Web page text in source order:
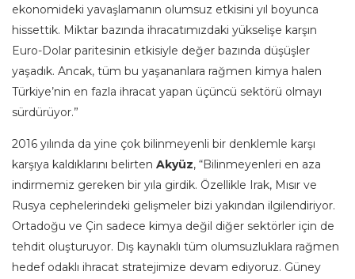
ekonomideki yavaşlamanın olumsuz etkisini yıl boyunca
hissettik. Miktar bazında ihracatımızdaki yükselişe karşın
Euro-Dolar paritesinin etkisiyle değer bazında düşüşler
yaşadık. Ancak, tüm bu yaşananlara rağmen kimya halen
Türkiye’nin en fazla ihracat yapan üçüncü sektörü olmayı
sürdürüyor.”
2016 yılında da yine çok bilinmeyenli bir denklemle karşı
karşıya kaldıklarını belirten Akyüz, “Bilinmeyenleri en aza
indirmemiz gereken bir yıla girdik. Özellikle Irak, Mısır ve
Rusya cephelerindeki gelişmeler bizi yakından ilgilendiriyor.
Ortadoğu ve Çin sadece kimya değil diğer sektörler için de
tehdit oluşturuyor. Dış kaynaklı tüm olumsuzluklara rağmen
hedef odaklı ihracat stratejimize devam ediyoruz. Güney